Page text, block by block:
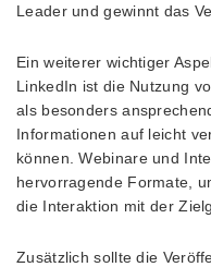
Leader und gewinnt das
Ein weiterer wichtiger
LinkedIn ist die Nutzung
als besonders
Informationen auf leicht
können. Webinare und
hervorragende Formate,
die Interaktion mit der
Zusätzlich sollte die